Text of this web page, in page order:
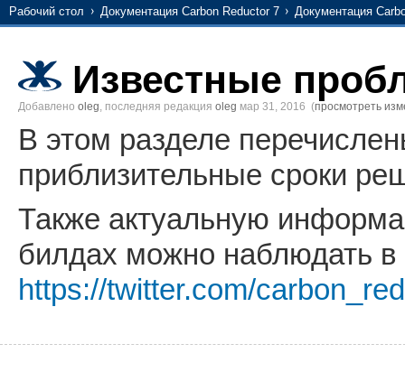
Рабочий стол Документация Carbon Reductor 7 Документация
Известные
Добавлено oleg, последняя редакция oleg мар 31, 2016 (просмотреть
В этом разделе
приблизительные сроки
Также актуальную
билдах можно наблюдать в
https://twitter.com/